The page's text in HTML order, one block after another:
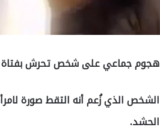
هجوم جماعي على شخص تحرش بفتاة
الشخص الذي زُعم أنه التقط صورة
الحشد.